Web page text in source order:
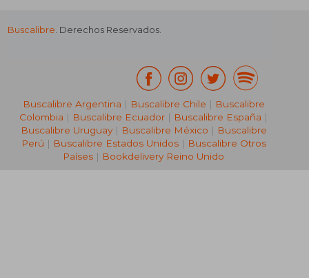
Buscalibre. Derechos Reservados.
Buscalibre Argentina | Buscalibre Chile | Buscalibre
Colombia | Buscalibre Ecuador | Buscalibre España |
Buscalibre Uruguay| Buscalibre México | Buscalibre
Perú | Buscalibre Estados Unidos| Buscalibre Otros
Países | Bookdelivery Reino Unido